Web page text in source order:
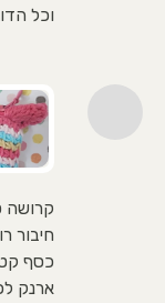
וכל
קרושה
חיבור
כסף
ארנק